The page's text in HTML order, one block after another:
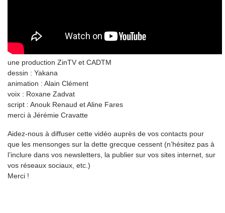
une production ZinTV et CADTM
dessin : Yakana
animation : Alain Clément
voix : Roxane Zadvat
script : Anouk Renaud et Aline Fares
merci à Jérémie Cravatte
Aidez-nous à diffuser cette vidéo auprès de vos contacts pour
que les mensonges sur la dette grecque cessent (n’hésitez pas à
l’inclure dans vos newsletters, la publier sur vos sites internet, sur
vos réseaux sociaux, etc.)
Merci !